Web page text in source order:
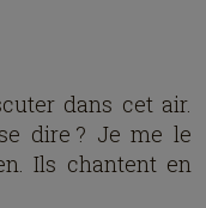
dans cet air.
dire ? Je me le
Ils chantent en